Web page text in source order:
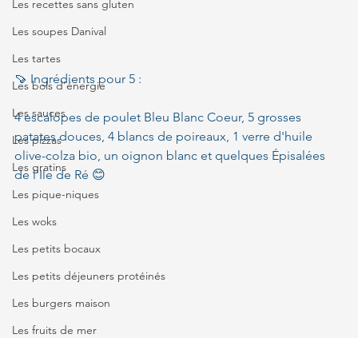
Les recettes sans gluten
Les soupes Danival
Les tartes
Les bols d'énergie
Les sauces
Les pizzas
Les gratins
Les pique-niques
Les woks
Les petits bocaux
Les petits déjeuners protéinés
Les burgers maison
Les fruits de mer
🍠 Ingrédients pour 5 :
4 escalopes de poulet Bleu Blanc Coeur, 5 grosses
patates douces, 4 blancs de poireaux, 1 verre d'huile
olive-colza bio, un oignon blanc et quelques Épisalées
de l'Ile de Ré 😊